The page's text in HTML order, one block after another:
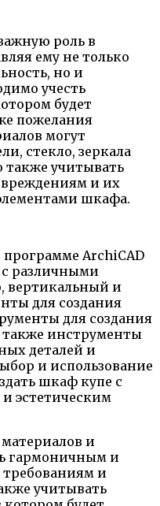
роль в
ему не только
но и
учесть
будет
пожелания
могут
стекло, зеркала
учитывать
и их
шкафа.
ArchiCAD
различными
вертикальный и
для создания
для создания
также инструменты
деталей и
и использование
шкаф купе с
эстетическим
и
гармоничным и
требованиям и
учитывать